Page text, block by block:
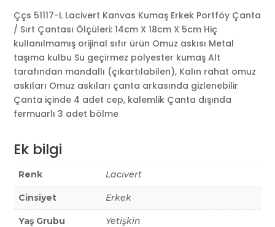
Ççs 51117-L Lacivert Kanvas Kumaş Erkek Portföy Çanta
/ Sırt Çantası Ölçüleri: 14cm X 18cm X 5cm Hiç
kullanılmamış orijinal sıfır ürün Omuz askısı Metal
taşıma kulbu Su geçirmez polyester kumaş Alt
tarafından mandallı (çıkartılabilen), Kalın rahat omuz
askıları Omuz askıları çanta arkasında gizlenebilir
Çanta içinde 4 adet cep, kalemlik Çanta dışında
fermuarlı 3 adet bölme
Ek bilgi
Renk Lacivert
Cinsiyet Erkek
Yaş Grubu Yetişkin